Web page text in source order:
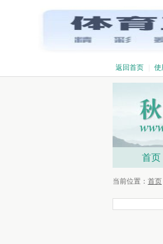
返回首页 使
首页
当前位置： 首页